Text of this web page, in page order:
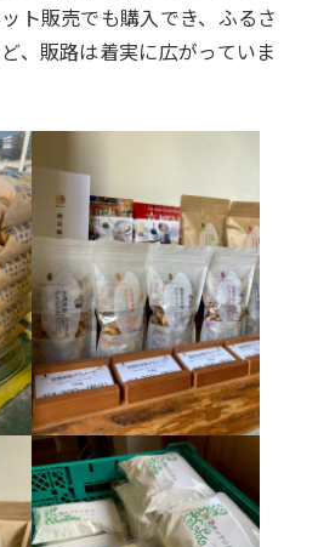
総務委員会
HAPPY BURGER
KYO＋
ピックアップ
ト販売でも購入でき、ふるさ
、販路は着実に広がっていま